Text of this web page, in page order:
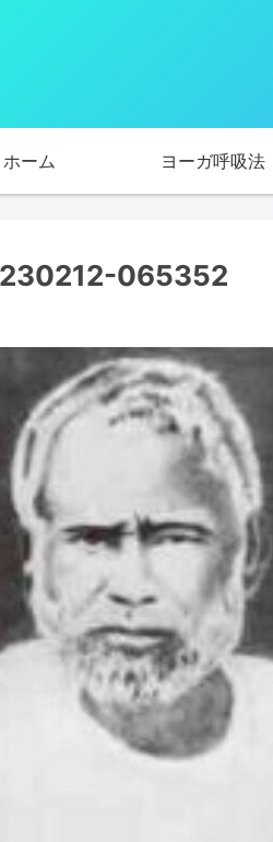
ホーム ヨーガ呼吸法
065352